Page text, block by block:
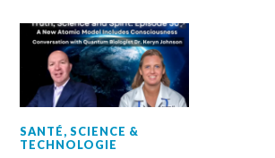
SANTÉ,SCIENCE &
TECHNOLOGIE